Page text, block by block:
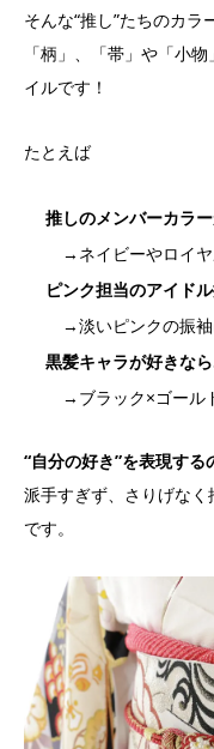
そんな“推し”たちのカ
「柄」、「帯」や「小
イルです！
たとえば
推しのメンバーカラ
→ネイビーやロイヤ
ピンク担当のアイド
→淡いピンクの振袖
黒髪キャラが好きな
→ブラック×ゴール
“自分の好き”を表現する
派手すぎず、さりげな
です。